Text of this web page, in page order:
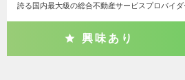
誇る国内最大級の総合不動産サービスプロバイダ
興味あり